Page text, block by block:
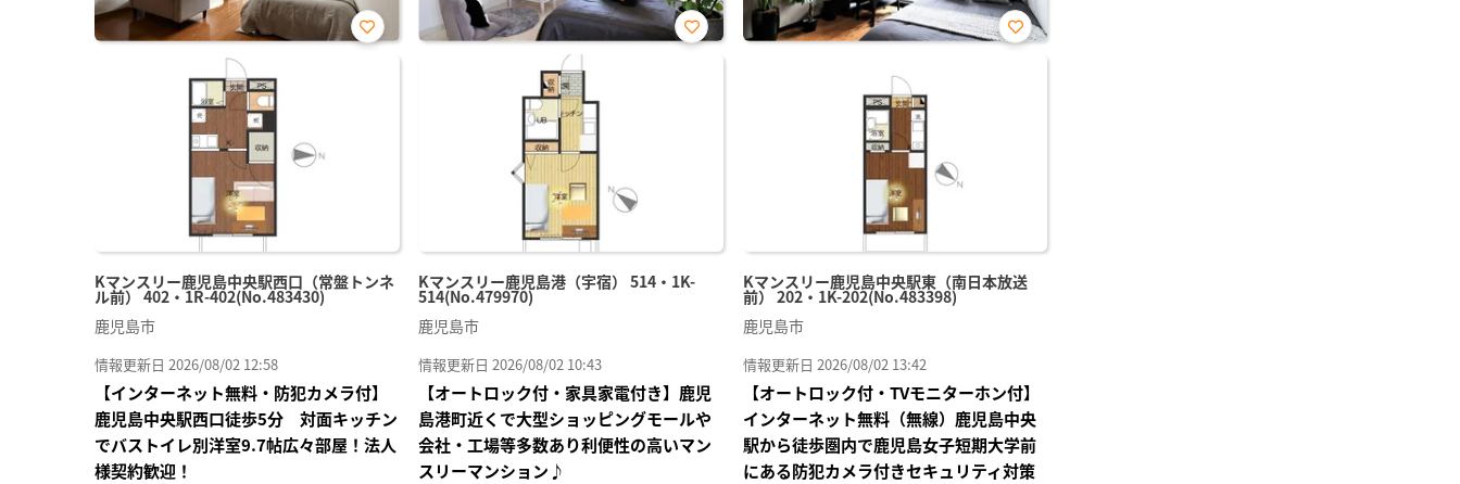
Kマンスリー鹿児島中央駅西口（常盤トンネ
ル前） 402・1R-402(No.483430)
お気
鹿児島市
情報更新日 2026/08/02 12:58
【インターネット無料・防犯カメラ付】
鹿児島中央駅西口徒歩5分 対面キッチン
でバストイレ別洋室9.7帖広々部屋！法人
様契約歓迎！
Kマンスリー鹿児島港（宇宿） 514・1K-
514(No.479970)
お気
鹿児島市
情報更新日 2026/08/02 10:43
【オートロック付・家具家電付き】鹿児
島港町近くで大型ショッピングモールや
会社・工場等多数あり利便性の高いマン
スリーマンション♪
Kマンスリー鹿児島中央駅東（南日本放送
前） 202・1K-202(No.483398)
お気
鹿児島市
情報更新日 2026/08/02 13:42
【オートロック付・TVモニターホン付】
インターネット無料（無線）鹿児島中央
駅から徒歩圏内で鹿児島女子短期大学前
にある防犯カメラ付きセキュリティ対策